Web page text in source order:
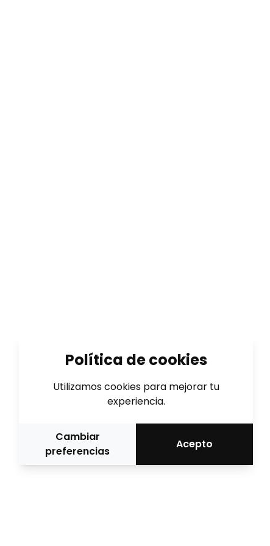
Política de cookies
Utilizamos cookies para mejorar tu
experiencia.
Cambiar
preferencias
Acepto